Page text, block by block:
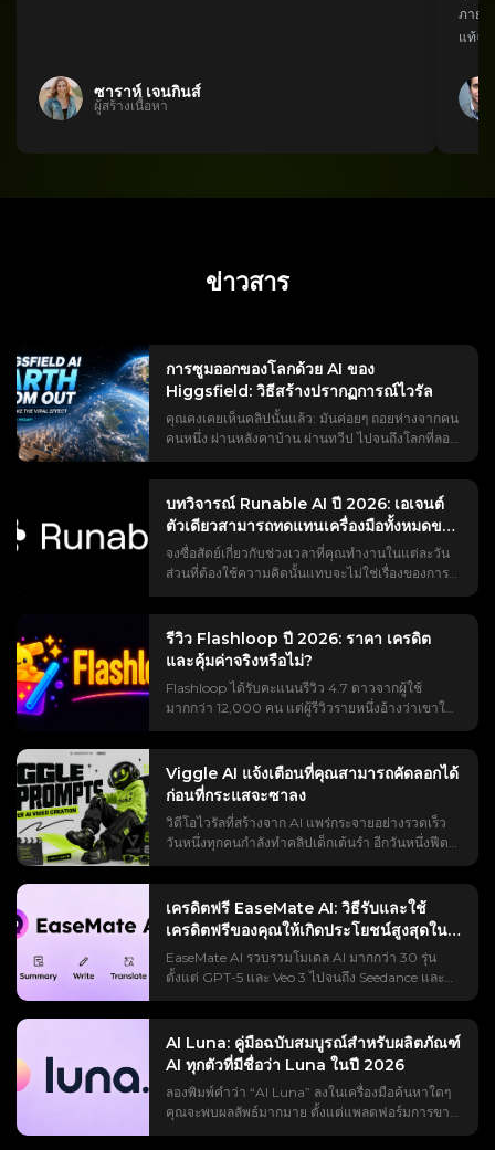
ซาราห์ เจนกินส์
ผู้สร้างเนื้อหา
ภายใ
แท้จริ
ข่าวสาร
การซูมออกของโลกด้วย AI ของ
Higgsfield: วิธีสร้างปรากฏการณ์ไวรัล
คุณคงเคยเห็นคลิปนั้นแล้ว: มันค่อยๆ ถอยห่างจากคน
คนหนึ่ง ผ่านหลังคาบ้าน ผ่านทวีป ไปจนถึงโลกที่ลอย
มากกว่าพันล้านครั้ง และส่วนใหญ่สร้างขึ้นด้วย AI
ของ Higgsfield แต่ถ้าคุณเคยลองใช้จริง ๆ คุณคงเจอ
ปัญหาที่บทแนะนำทุกอันข้ามไป เช่น กำแพงการจ่าย
ที่ทำให้เกิดการเปลี่ยนภาพแบบแปลก ๆ แทนที่จะ
เป็นการซูมจริง ๆ ไม่มีวิธีเล็งไปยังตำแหน่งที่ต้องการ
และไม่รู้ว่าเสียง "หวือ" มาจากไหน หน้าเดียวนี้จะพา
คุณตั้งแต่คำถาม “นี่คืออะไร?” ไปจนถึงคลิปวิดีโอที่
เสร็จสมบูรณ์และสมบูรณ์แบบ: คำตอบที่ตรงไปตรง
มาเกี่ยวกับเวอร์ชันฟรีและเวอร์ชันเสียเงิน คำแนะนำ
ใดเมืองหนึ่ง เทคนิคการตัดต่อคลิปย้อนกลับ การ
ออกแบบเสียง และทางเลือกฟรีสำหรับกรณีที่ข้อจำกัด
ของ Higgsfield เป็นอุปสรรค ปรากฏการณ์ซูมออก
จะเปิดใช้งานเครื่องมือนี้ การรู้รายละเอียดเกี่ยวกับ
ผลลัพธ์และค่าใช้จ่ายของมันอย่างแน่ชัดจะช่วยได้
มาก เพราะคำถามที่ว่า "มันฟรีหรือเปล่า?" เป็น
ประเด็นสำคัญที่สุดที่มักพบในส่วนแสดงความคิดเห็น
เสมอ ผลกระทบที่เกิดขึ้น (บุคคล → เมือง → ทวีป →
อย่างต่อเนื่องเพียงครั้งเดียว ครอบคลุมมาตราส่วนที่
แตกต่างกันอย่างมาก ภาพเริ่มต้นด้วยการซูมเข้าใกล้
ตัวแบบ จากนั้นค่อยๆ ถอยห่างออกไป — ผ่านถนน
เหนือเมือง เหนือทวีป และสุดท้ายก็ซูมออกไปจนถึง
ส่วนโค้งทั้งหมดของโลกตัดกับอวกาศสีดำ เหตุผลที่
ของ Higgsfield จำลองเส้นทางการเคลื่อนที่ของกล้อง
ตามหลักฟิสิกส์หนึ่งเส้นทางด้วยภูมิประเทศสไตล์
ดาวเทียม ทำให้การเปลี่ยนแปลงขนาดดูเป็น
ธรรมชาติ ไม่ใช่การตัดต่อ เหตุผลที่มันกำลังเป็นไวรัล
บน TikTok, Reels และ Shorts เอฟเฟ็กต์นี้ได้ผล
เพราะมันเป็นการเปิดเผยที่ดึงดูดความสนใจจนหยุดดู
บทวิจารณ์ Runable AI ปี 2026: เอเจนต์
ตัวเดียวสามารถทดแทนเครื่องมือทั้งหมดของ
คุณได้จริงหรือไม่?
จงซื่อสัตย์เกี่ยวกับช่วงเวลาที่คุณทำงานในแต่ละวัน
ส่วนที่ต้องใช้ความคิดนั้นแทบจะไม่ใช่เรื่องของการ
ChatGPT, Canva, Webflow และกล่องจดหมาย
ของคุณ โดยการคัดลอกผลลัพธ์จากเครื่องมือหนึ่งไป
ยังอีกเครื่องมือหนึ่ง Runable AI กล่าวว่าสามารถย่อ
การแข่งขันวิ่งผลัดทั้งหมดให้เหลือเพียงการแชทเดียว
และยืนยันคำกล่าวอ้างนี้ด้วยคะแนน 92.1% จาก
เกณฑ์มาตรฐานของเอเจนต์ GAIA ปัญหาอยู่ที่ผลการ
ค้นหา บทวิจารณ์ส่วนใหญ่เป็นบทวิจารณ์ที่ได้รับการ
สนับสนุน ซึ่งมักจะชมเชยเดโมโดยไม่ระบุรายละเอียด
ผู้ร่วมงาน และละเลยข้อจำกัดต่างๆ ดังนั้นคุณจึงต้อง
เดาว่า Runable เป็นตัวแทนที่คอยช่วยเหลือคุณ
จริงๆ หรือเป็นเพียงแชทบอทที่พูดเสียงดังกว่าเดิมกัน
แน่ บทวิจารณ์นี้จะตอบคำถามเหล่านั้น: Runable AI
คืออะไร ทำงานอย่างไร สร้างอะไรได้บ้าง ราคาจริง
และการคำนวณเครดิต การเปรียบเทียบแบบตัวต่อตัว
การสร้างกระแสใน Reddit เพื่อให้คุณสามารถตัดสิน
ใจได้ก่อนที่จะใช้เครดิต Runable AI คืออะไร? (และ
สิ่งที่ไม่ใช่) AI ที่ใช้งานได้จริง คือเอเจนต์ AI ทั่วไป:
ซอฟต์แวร์ที่วางแผนและดำเนินการงานดิจิทัล
สมบูรณ์แล้วให้คุณ AI ที่ใช้งานได้จริงในประโยค
เดียว (เอเจนต์ vs แชทบอท) แชทบอทจะตอบกลับ
การกระทำที่สามารถดำเนินการได้ ฟังก์ชันนี้ใช้งาน
ได้กับแอปพลิเคชันที่เชื่อมต่อและคอมพิวเตอร์เสมือน
รีวิว Flashloop ปี 2026: ราคา เครดิต
และคุ้มค่าจริงหรือไม่?
Flashloop ได้รับคะแนนรีวิว 4.7 ดาวจากผู้ใช้
มากกว่า 12,000 คน แต่ผู้รีวิวรายหนึ่งอ้างว่าเขาใช้
ไหนเป็นเรื่องจริงล่ะ? ช่องว่างนั้นแหละคือเหตุผลที่
ทำให้แอปนี้ใช้งานยาก ลองค้นหาคำว่า “flashloop”
ดูสิ คุณจะพบลิงก์พันธมิตรที่พยายามโปรโมตโค้ด
รีวิวบน Reddit ที่มีคนลบไปแล้ว ไม่มีใครเปิดเผยส่วน
ที่คุณต้องการทราบจริงๆ นั่นก็คือ ราคาเท่าไหร่
เครดิตจะหมดเร็วแค่ไหน และผลลัพธ์ที่ได้คุ้มค่ากับ
การจ่ายเงินหรือไม่ บทวิจารณ์นี้จะแก้ไขปัญหาเหล่า
นั้น — ราคาที่แท้จริง วิธีการคำนวณเครดิตที่คู่แข่ง
มักปกปิด ข้อร้องเรียนที่เกิดขึ้นซ้ำแล้วซ้ำเล่า และทาง
Flashloop คืออะไร และทำงานอย่างไร? Flashloop
เป็นแอปพลิเคชันสร้างวิดีโอด้วย AI สำหรับมือถือ ที่
แปลงข้อความหรือภาพนิ่งให้เป็นคลิปสั้น ๆ โดยใช้
นอกจากนี้ยังสร้างภาพด้วย AI อีกด้วย แนวคิดนั้น
เรียบง่าย: วิดีโอคุณภาพระดับสตูดิโอบนโทรศัพท์ของ
คุณ ไม่จำเป็นต้องมีทักษะการตัดต่อ และมีนางแบบ
ชั้นนำมากมายรวมอยู่ในแพ็กเกจเดียว แทนที่จะต้อง
ล็อกอินแยกกันถึงห้าบัญชี ในทางปฏิบัติ คุณเพียงแค่
Viggle AI แจ้งเตือนที่คุณสามารถคัดลอกได้
ก่อนที่กระแสจะซาลง
วิดีโอไวรัลที่สร้างจาก AI แพร่กระจายอย่างรวดเร็ว
วันหนึ่งทุกคนกำลังทำคลิปเด็กเต้นรำ อีกวันหนึ่งฟีด
มีมซูเปอร์ฮีโร่ และวิดีโอลิปซิงค์ Viggle AI ช่วย
ให้การสร้างวิดีโอเหล่านี้ง่ายขึ้น แต่ทางลัดที่แท้จริง
ไม่ได้อยู่ที่ตัวเครื่องมือเอง นี่คือข้อความแจ้งเตือน
แพลตฟอร์มนี้สร้างขึ้นเพื่อการสร้างวิดีโอด้วย AI ที่
ควบคุมได้ ช่วยให้ผู้ใช้สามารถเปลี่ยนรูปถ่ายเป็น
วิดีโอเต้นรำ วิดีโอลิปซิงค์ วิดีโอสไตล์มีม และวิดีโอ
การแสดงต่างๆ ได้ แต่ถ้าโจทย์ของคุณคลุมเครือเกิน
ไป ผลลัพธ์ที่ได้อาจดูไม่ชัด แข็งทื่อ หรือตกยุคไปเลย
คู่มือนี้จะช่วยคุณค้นหาพรอมต์ AI ของ Viggle ที่ใช้
งานได้จริงตามหมวดหมู่ เพื่อให้คุณสามารถคัดลอก
วาง ปรับแต่ง และสร้างสรรค์ผลงานได้เร็วขึ้นสำหรับ
TikTok, Instagram Reels, YouTube Shorts, มีม,
วิดีโอตัดต่อโดยแฟนคลับ, มิวสิกวิดีโอ และแอนิเมชั่น
ตัวละคร ข้อความแจ้งเตือน AI ของ Viggle อยู่
เครดิตฟรี EaseMate AI: วิธีรับและใช้
เครดิตฟรีของคุณให้เกิดประโยชน์สูงสุดในปี
2026
EaseMate AI รวบรวมโมเดล AI มากกว่า 30 รุ่น
ตั้งแต่ GPT-5 และ Veo 3 ไปจนถึง Seedance และ
คุณรู้ว่าวิดีโอ Veo 3 หนึ่งคลิปใช้เครดิตถึง 140
เครดิต ในขณะที่ผู้สมัครใหม่จะได้รับเพียง 30 เครดิต
เท่านั้น แพลตฟอร์ม AI เกือบทุกแพลตฟอร์มโฆษณา
ตัวเองว่าเป็น "ฟรี" แต่กลับให้ผลลัพธ์เพียงเล็กน้อย
ก่อนที่จะแสดงหน้าจอให้ชำระเงิน EaseMate ใช้
กลยุทธ์ที่คล้ายคลึงกัน แต่กลไกการสะสมเครดิตของ
มันนั้นใจกว้างกว่าแอปส่วนใหญ่ หากคุณเรียนรู้ระบบ
AI Luna: คู่มือฉบับสมบูรณ์สำหรับผลิตภัณฑ์
AI ทุกตัวที่มีชื่อว่า Luna ในปี 2026
ลองพิมพ์คำว่า “AI Luna” ลงในเครื่องมือค้นหาใดๆ
คุณจะพบผลลัพธ์มากมาย ตั้งแต่แพลตฟอร์มการขาย